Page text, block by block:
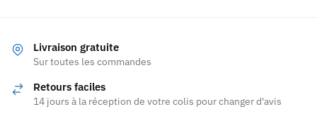
être
Livraison gratuite
Sur toutes les commandes
Retours faciles
14 jours à la réception de votre colis pour changer d'avis